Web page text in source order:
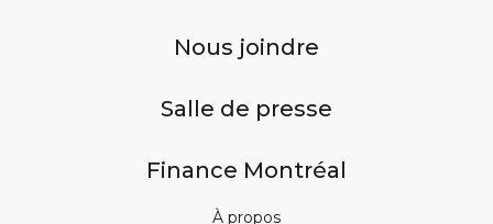
Nous joindre
Salle de presse
Finance Montréal
À propos